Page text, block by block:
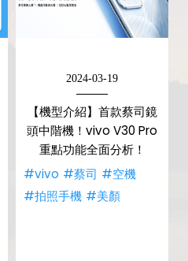
2024-03-19
【機型介紹】首款蔡司鏡
頭中階機！vivo V30 Pro
重點功能全面分析！
#vivo #蔡司 #空機
#拍照手機 #美顏